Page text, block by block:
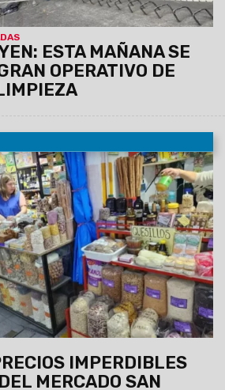
ESTA MAÑANA SE
OPERATIVO DE
IMPERDIBLES
MERCADO SAN
espacio, los vecinos pueden
frutas y verduras, pollo,
y carne vacuna, también todo tipo
regionales, artículos de
para celulares, entre otros.